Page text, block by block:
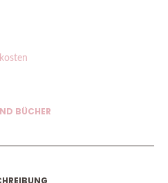
BÜCHER